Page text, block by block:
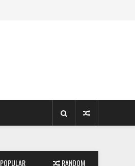
POPULAR RANDOM